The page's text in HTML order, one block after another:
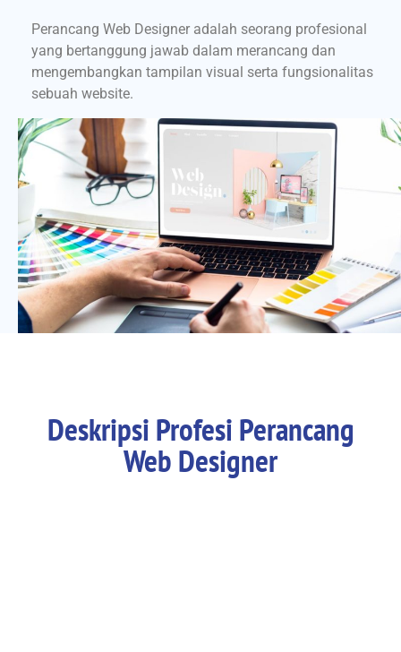
Perancang Web Designer adalah seorang profesional
yang bertanggung jawab dalam merancang dan
mengembangkan tampilan visual serta fungsionalitas
sebuah website.
Deskripsi Profesi Perancang
Web Designer